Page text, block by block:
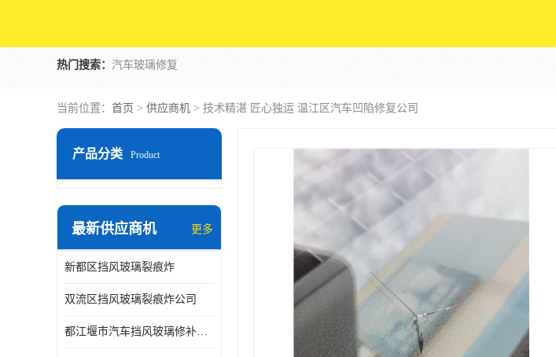
热门搜索： 汽车玻璃修复
当前位置： 首页 > 供应商机 > 技术精湛 匠心独运 温江区汽车凹陷修复公司
产品分类 Product
最新供应商机 更多
新都区挡风玻璃裂痕炸
双流区挡风玻璃裂痕炸公司
都江堰市汽车挡风玻璃修补凹陷修复